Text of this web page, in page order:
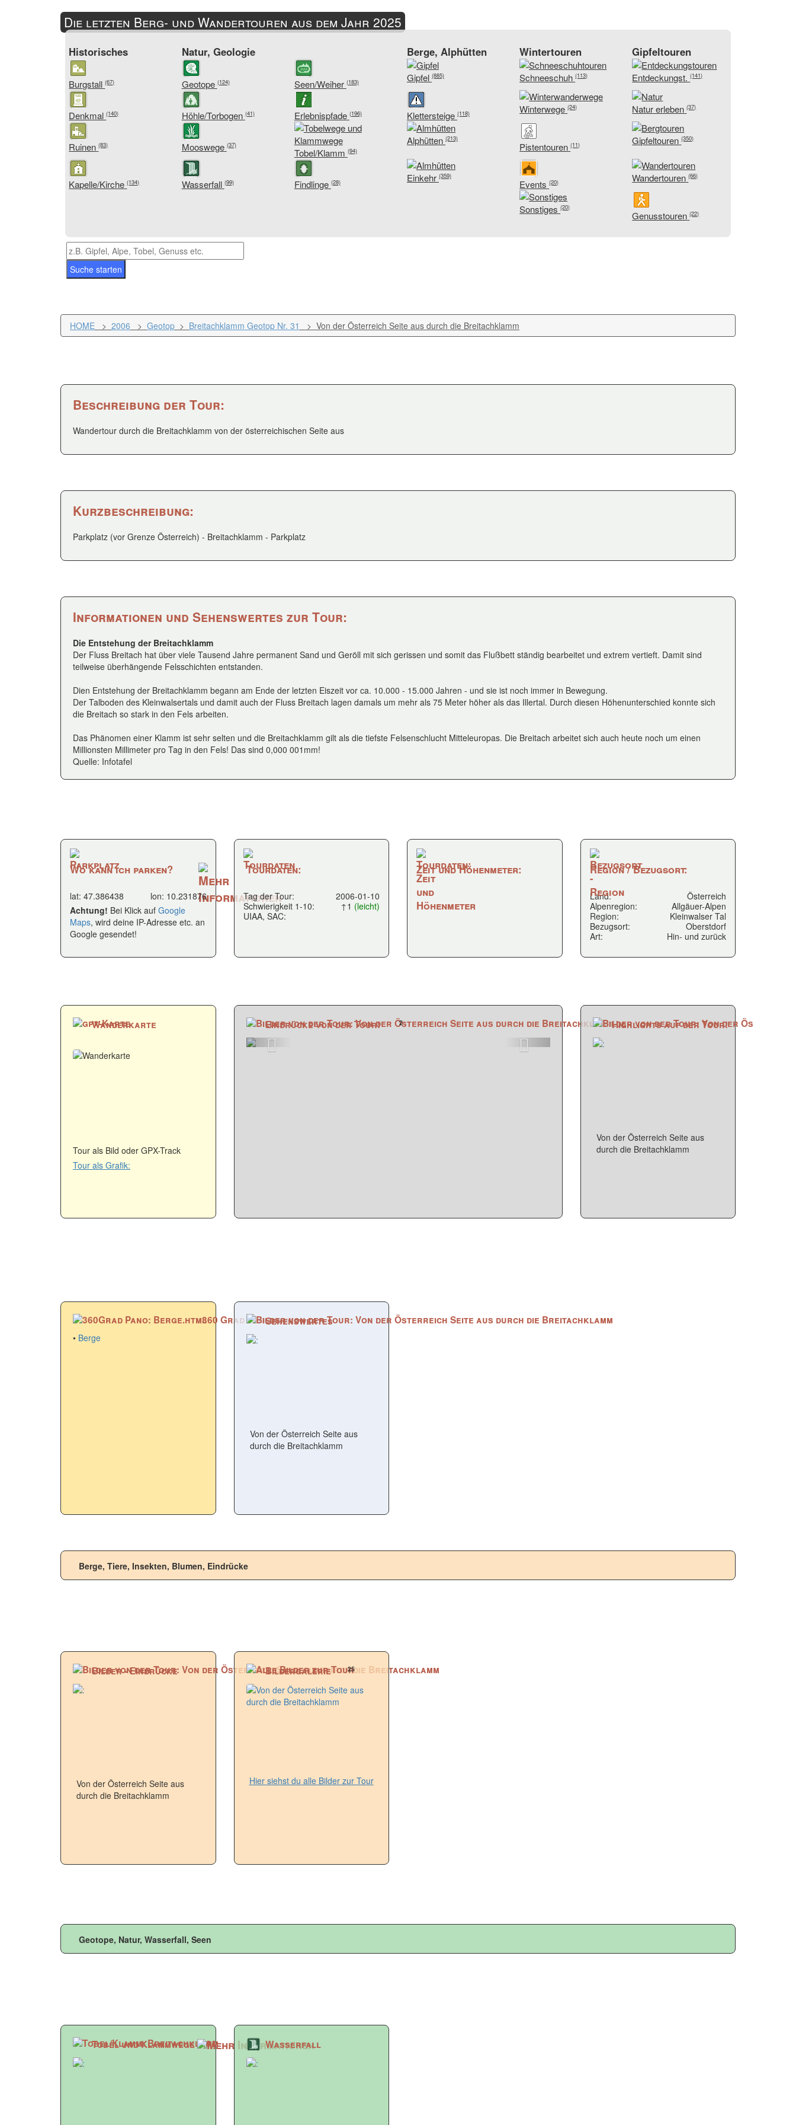
Die letzten Berg- und Wandertouren aus dem Jahr 2025
Historisches Natur, Geologie Berge, Alphütten Wintertouren Gipfeltouren
Burgstall (67) Geotope(124) Seen/Weiher (183) Gipfel (885) Schneeschuh (113) Entdeckungst. (141)
Denkmal (140) Höhle/Torbogen (41) Erlebnispfade (196) Klettersteige (118) Winterwege (24) Natur erleben (37)
Ruinen (83) Mooswege (37)
Tobel/Klamm (94)
Alphütten (213)
Pistentouren (11) Gipfeltouren (350)
Kapelle/Kirche (134) Wasserfall (99) Findlinge (28) Einkehr (359)
Events (20) Wandertouren (66)
Sonstiges (20)
Genusstouren (22)
HOME > 2006 > Geotop > Breitachklamm Geotop Nr. 31 > Von der Österreich Seite aus durch die Breitachklamm
Beschreibung der Tour:
Wandertour durch die Breitachklamm von der österreichischen Seite aus
Kurzbeschreibung:
Parkplatz (vor Grenze Österreich) - Breitachklamm - Parkplatz
Informationen und Sehenswertes zur Tour:
Die Entstehung der Breitachklamm
Der Fluss Breitach hat über viele Tausend Jahre permanent Sand und Geröll mit sich gerissen und somit das Flußbett ständig bearbeitet und extrem vertieft. Damit sind
teilweise überhängende Felsschichten entstanden.
Dien Entstehung der Breitachklamm begann am Ende der letzten Eiszeit vor ca. 10.000 - 15.000 Jahren - und sie ist noch immer in Bewegung.
Der Talboden des Kleinwalsertals und damit auch der Fluss Breitach lagen damals um mehr als 75 Meter höher als das Illertal. Durch diesen Höhenunterschied konnte sich
die Breitach so stark in den Fels arbeiten.
Das Phänomen einer Klamm ist sehr selten und die Breitachklamm gilt als die tiefste Felsenschlucht Mitteleuropas. Die Breitach arbeitet sich auch heute noch um einen
Millionsten Millimeter pro Tag in den Fels! Das sind 0,000 001mm!
Quelle: Infotafel
Wo kann ich parken?
lat: 47.386438
lon: 10.231876
Achtung! Bei Klick auf Google
Maps, wird deine IP-Adresse etc. an
Google gesendet!
Tourdaten:
Tag der Tour:
2006-01-10
Schwierigkeit 1-10:
↑1 (leicht)
UIAA, SAC:
Zeit und Höhenmeter: Region / Bezugsort:
Land:
Österreich
Alpenregion:
Allgäuer-Alpen
Region:
Kleinwalser Tal
Bezugsort:
Oberstdorf
Art:
Hin- und zurück
Wanderkarte
Tour als Bild oder GPX-Track
Tour als Grafik:
Eindrücke von der Tour! 2
zurück vor
Highlights auf der Tour!
Von der Österreich Seite aus
durch die Breitachklamm
360 Grad Panorama
• Berge
Sehenswertes
Von der Österreich Seite aus
durch die Breitachklamm
Berge, Tiere, Insekten, Blumen, Eindrücke
Bilder - Eindrücke
Von der Österreich Seite aus
durch die Breitachklamm
Bildergalerie 25
Hier siehst du alle Bilder zur Tour
Geotope, Natur, Wasserfall, Seen
Tobel und Klammwege Wasserfall